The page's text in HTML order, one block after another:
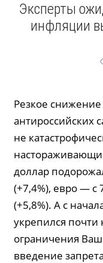
Эксперты
инфляции
Резкое
антироссийских
не
доллар
(+7,4%), евро — с
(+5,8%). А с
укрепился
ограничения
введение